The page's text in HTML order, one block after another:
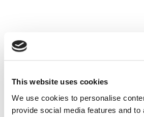
This website uses cookies
We use cookies to personalise
provide social media features and to
Creat Táirgiúlachta